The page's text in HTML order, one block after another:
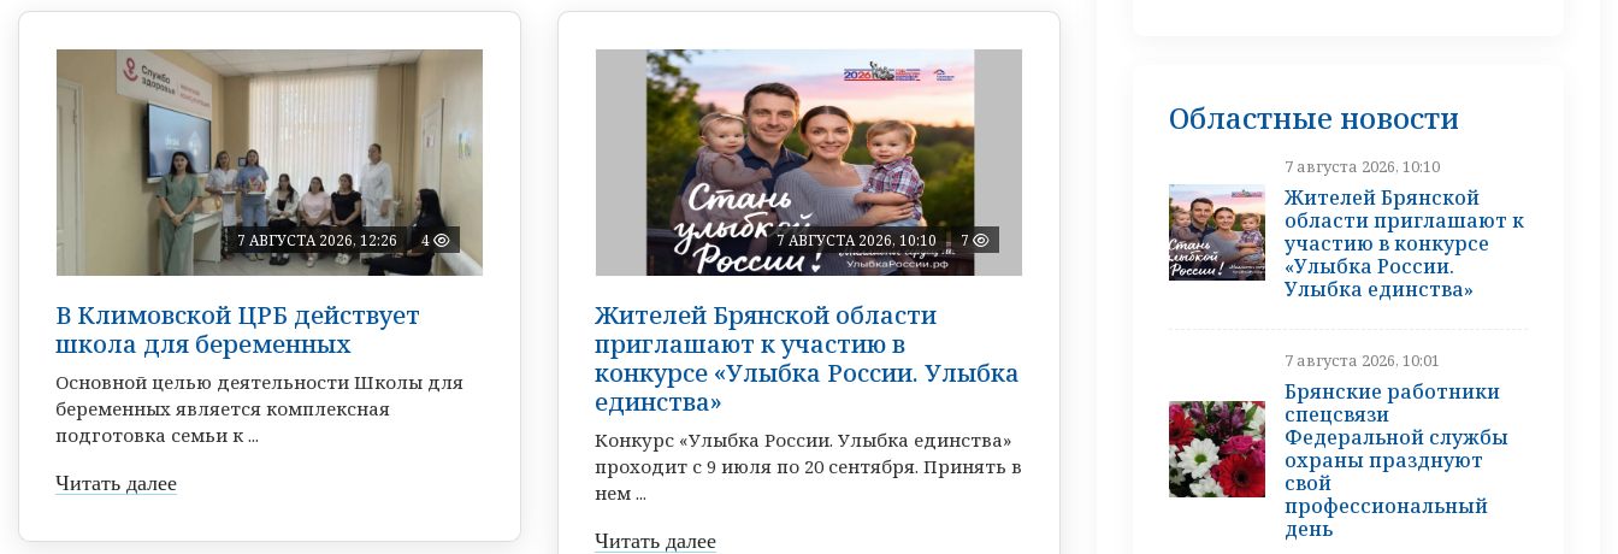
7 АВГУСТА 2026, 12:26 4
В Климовской ЦРБ действует
школа для беременных
Основной целью деятельности Школы для
беременных является комплексная
подготовка семьи к ...
Читать далее
7 АВГУСТА 2026, 10:10 7
Жителей Брянской области
приглашают к участию в
конкурсе «Улыбка России. Улыбка
единства»
Конкурс «Улыбка России. Улыбка единства»
проходит с 9 июля по 20 сентября. Принять в
нем ...
Читать далее
Областные новости
7 августа 2026, 10:10
Жителей Брянской
области приглашают к
участию в конкурсе
«Улыбка России.
Улыбка единства»
7 августа 2026, 10:01
Брянские работники
спецсвязи
Федеральной службы
охраны празднуют
свой
профессиональный
день